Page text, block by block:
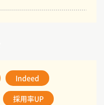
Indeed
採用率UP